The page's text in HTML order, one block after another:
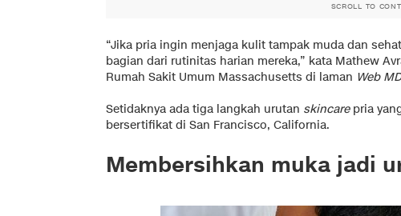
SCROLL TO
“Jika pria ingin menjaga kulit tampak muda dan
bagian dari rutinitas harian mereka,” kata Mathew
Rumah Sakit Umum Massachusetts di laman Web MD
Setidaknya ada tiga langkah urutan skincarepria
bersertifikat di San Francisco, California.
Membersihkan muka jadi